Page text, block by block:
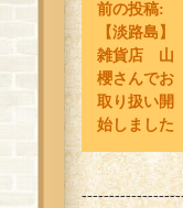
前の投稿:
【淡路島】
雑貨店 山
櫻さんでお
取り扱い開
始しました